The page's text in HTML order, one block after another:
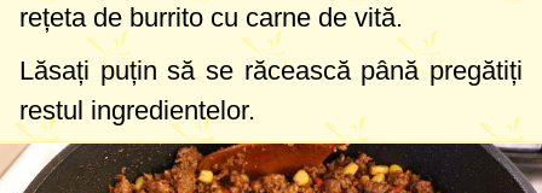
rețeta de burrito cu carne de vită.
Lăsați puțin să se răcească până pregătiți
restul ingredientelor.